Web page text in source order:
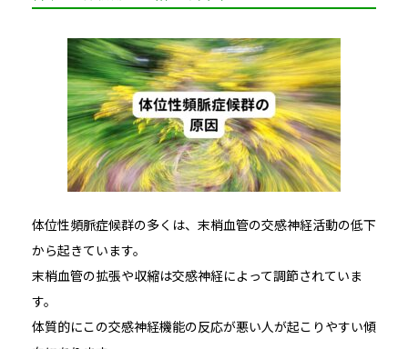
体位性頻脈症候群の多くは、末梢血管の交感神経活動の低下
から起きています。
末梢血管の拡張や収縮は交感神経によって調節されていま
す。
体質的にこの交感神経機能の反応が悪い人が起こりやすい傾